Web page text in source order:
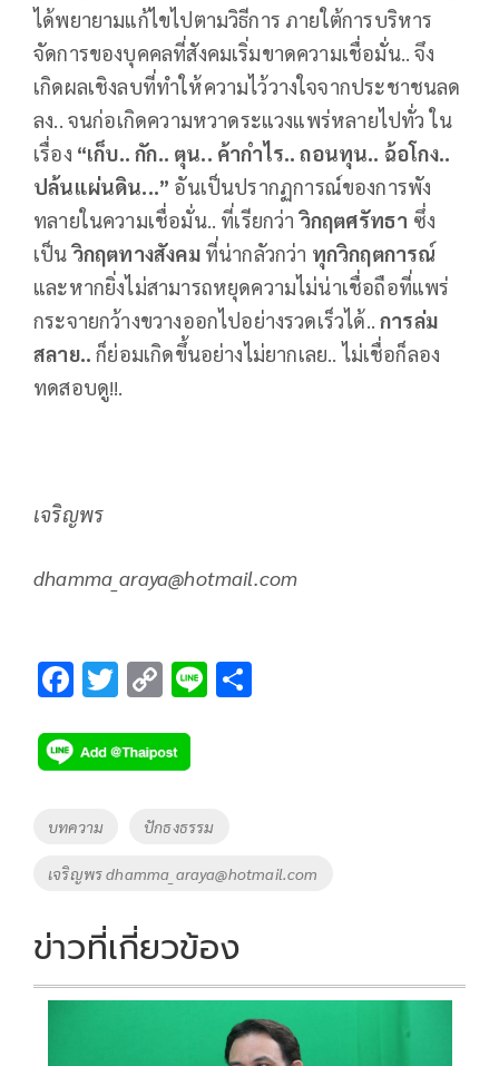
ได้พยายามแก้ไขไปตามวิธีการ ภายใต้การบริหาร
จัดการของบุคคลที่สังคมเริ่มขาดความเชื่อมั่น.. จึง
เกิดผลเชิงลบที่ทำให้ความไว้วางใจจากประชาชนลด
ลง.. จนก่อเกิดความหวาดระแวงแพร่หลายไปทั่ว ใน
เรื่อง “เก็บ.. กัก.. ตุน.. ค้ากำไร.. ถอนทุน.. ฉ้อโกง..
ปล้นแผ่นดิน...” อันเป็นปรากฏการณ์ของการพัง
ทลายในความเชื่อมั่น.. ที่เรียกว่าวิกฤตศรัทธา ซึ่ง
เป็นวิกฤตทางสังคม ที่น่ากลัวกว่า ทุกวิกฤตการณ์
และหากยิ่งไม่สามารถหยุดความไม่น่าเชื่อถือที่แพร่
กระจายกว้างขวางออกไปอย่างรวดเร็วได้..การล่ม
สลาย..ก็ย่อมเกิดขึ้นอย่างไม่ยากเลย.. ไม่เชื่อก็ลอง
ทดสอบดู!!.
เจริญพร
dhamma_araya@hotmail.com
F
e
b
o
k
T
tt
er
C
p
y
Li
k
Li
Tags
บทความ ปักธงธรรม
เจริญพรdhamma_araya@hotmail.com
ข่าวที่เกี่ยวข้อง